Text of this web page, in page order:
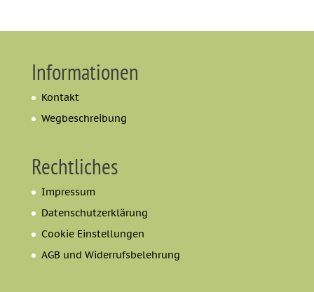
Informationen
Kontakt
Wegbeschreibung
Rechtliches
Impressum
Datenschutzerklärung
Cookie Einstellungen
AGB und Widerrufsbelehrung